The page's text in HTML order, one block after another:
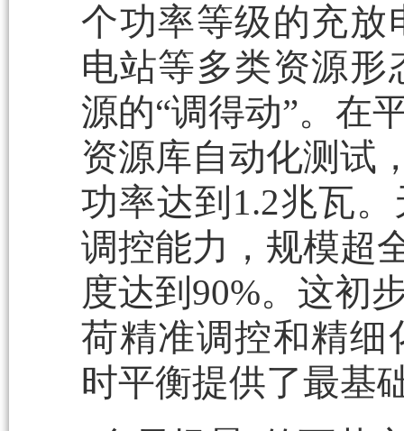
个功率等级的充放
电站等多类资源
源的“调得动”。在
资源库自动化测试
功率达到1.2兆瓦
调控能力，规模超
度达到90%。这初
荷精准调控和精细
时平衡提供了最基